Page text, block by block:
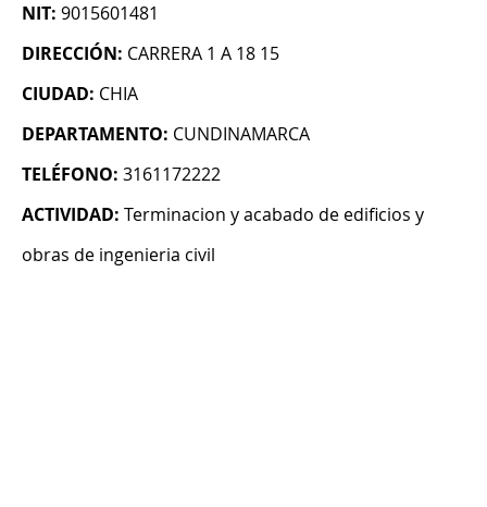
NIT: 9015601481
DIRECCIÓN: CARRERA 1 A 18 15
CIUDAD: CHIA
DEPARTAMENTO: CUNDINAMARCA
TELÉFONO: 3161172222
ACTIVIDAD: Terminacion y acabado de edificios y
obras de ingenieria civil